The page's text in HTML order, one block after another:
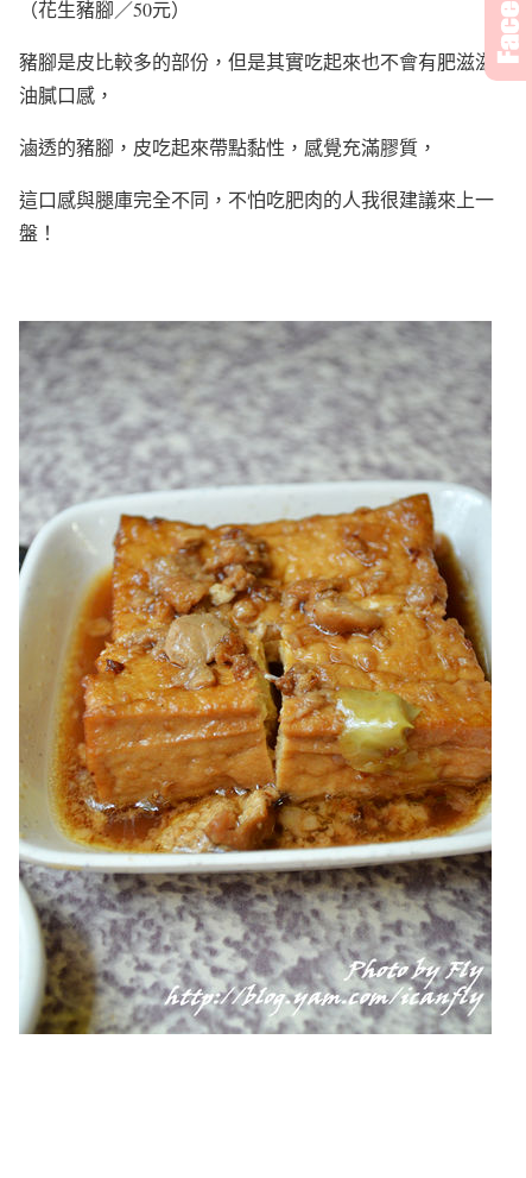
（花生豬腳／50元）
豬腳是皮比較多的部份，但是其實吃起來也不會有肥滋滋的
油膩口感，
滷透的豬腳，皮吃起來帶點黏性，感覺充滿膠質，
這口感與腿庫完全不同，不怕吃肥肉的人我很建議來上一
盤！